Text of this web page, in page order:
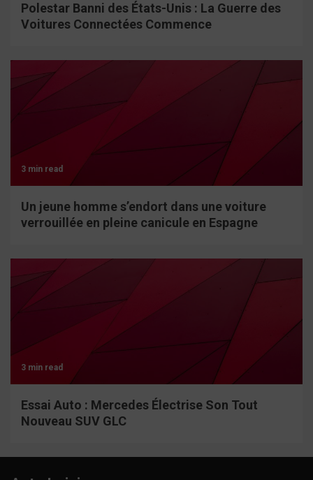
Polestar Banni des États-Unis : La Guerre des
Voitures Connectées Commence
3 min read
Un jeune homme s’endort dans une voiture
verrouillée en pleine canicule en Espagne
3 min read
Essai Auto : Mercedes Électrise Son Tout
Nouveau SUV GLC